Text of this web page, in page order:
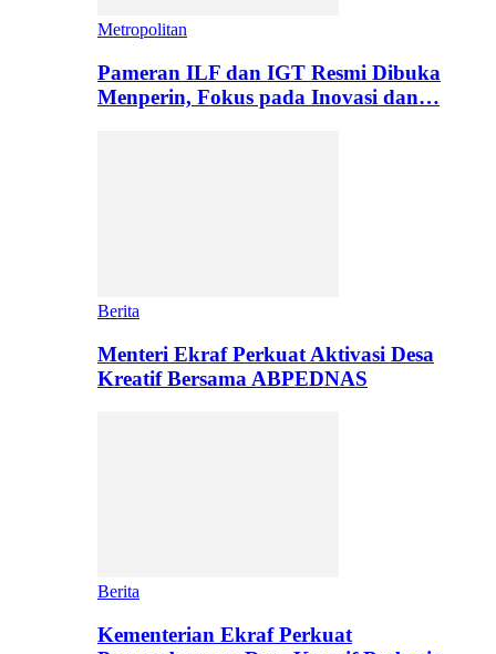
Metropolitan
Pameran ILF dan IGT Resmi Dibuka
Menperin, Fokus pada Inovasi dan…
Berita
Menteri Ekraf Perkuat Aktivasi Desa
Kreatif Bersama ABPEDNAS
Berita
Kementerian Ekraf Perkuat